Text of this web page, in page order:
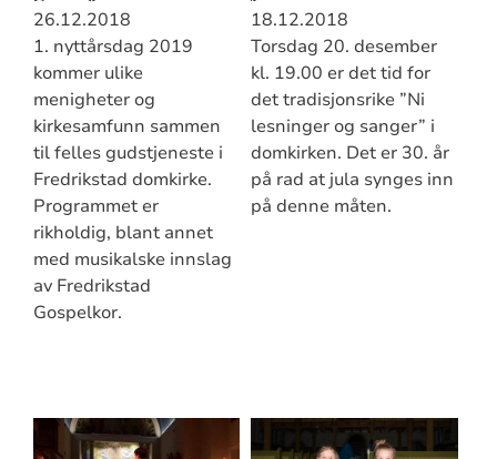
26.12.2018
1. nyttårsdag 2019
kommer ulike
menigheter og
kirkesamfunn sammen
til felles gudstjeneste i
Fredrikstad domkirke.
Programmet er
rikholdig, blant annet
med musikalske innslag
av Fredrikstad
Gospelkor.
18.12.2018
Torsdag 20. desember
kl. 19.00 er det tid for
det tradisjonsrike ”Ni
lesninger og sanger” i
domkirken. Det er 30. år
på rad at jula synges inn
på denne måten.